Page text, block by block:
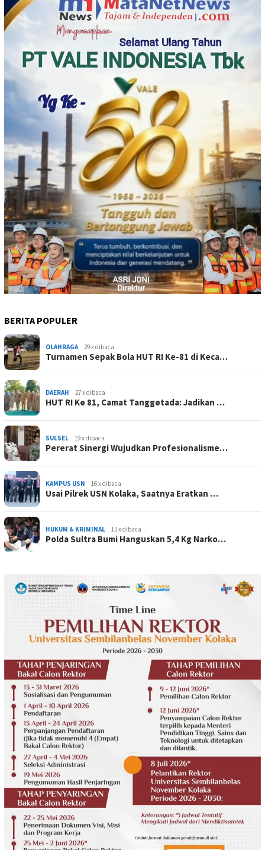
BERITA POPULER
OLAHRAGA 29 x dibaca
Turnamen Sepak Bola HUT RI Ke-81 di Keca…
DAERAH 27 x dibaca
HUT RI Ke 81, Camat Tanggetada: Jadikan …
SULSEL 19 x dibaca
Pererat Sinergi Wujudkan Profesionalisme…
KAMPUS USN 16 x dibaca
Usai Pilrek USN Kolaka, Saatnya Eratkan …
HUKUM & KRIMINAL 15 x dibaca
Polda Sultra Bumi Hanguskan 5,4 Kg Narko…